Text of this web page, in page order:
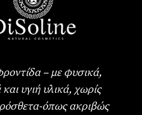
– με φυσικά,
υγιή υλικά, χωρίς
όπως ακριβώς